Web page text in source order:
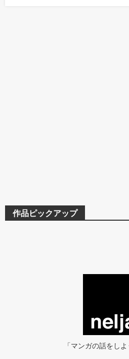
作品ピックアップ
「マンガの話をし